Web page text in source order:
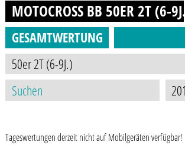
MOTOCROSS BB 50ER 2T (6-9J.)
GESAMTWERTUNG
Tageswertungen derzeit nicht auf Mobilgeräten verfügbar!